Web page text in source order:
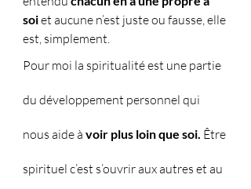
soi et aucune n’est juste ou fausse, elle
est, simplement.
Pour moi la spiritualité est une partie
du développement personnel qui
nous aide à voir plus loin que soi. Être
spirituel c’est s’ouvrir aux autres et au